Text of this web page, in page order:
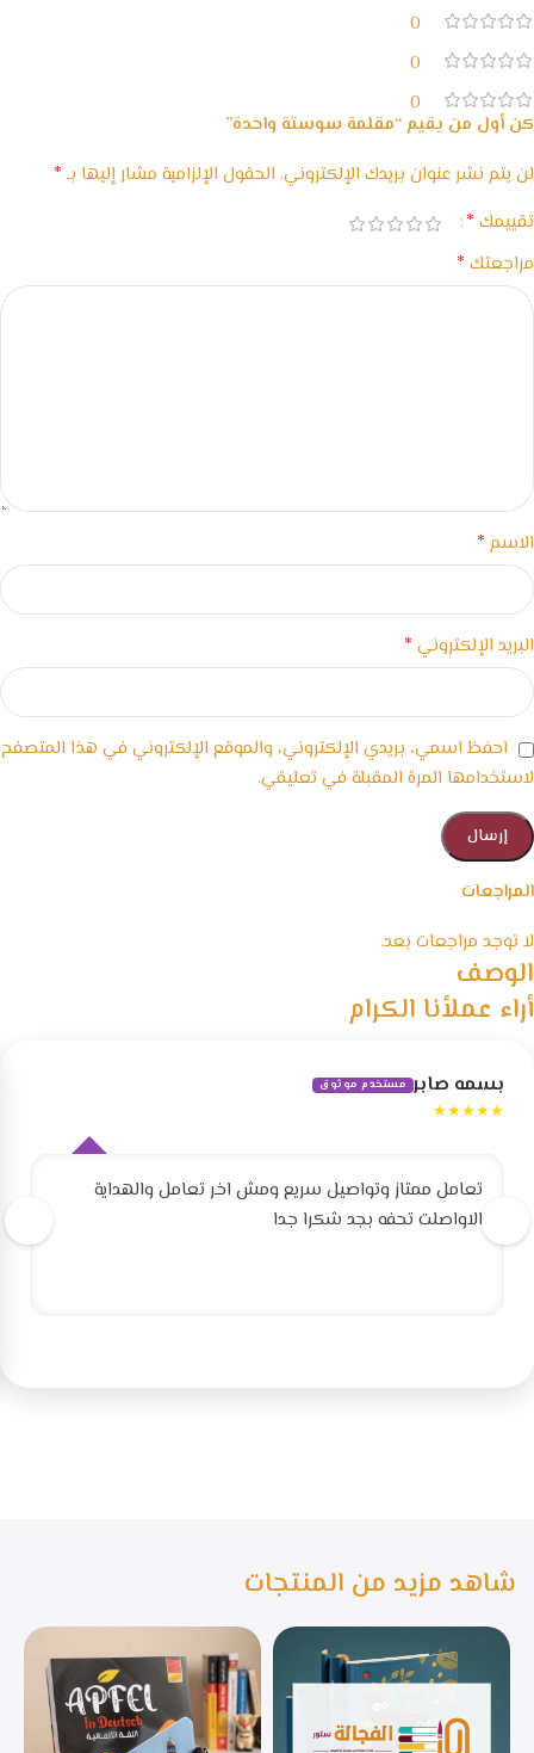
0
0
0
المراجعات
لا توجد مراجعات بعد.
كن أول من يقيم “مقلمة سوستة واحدة”
لن يتم نشر عنوان بريدك الإلكتروني. الحقول الإلزامية مشار إليها بـ*
تقييمك *
مراجعتك *
الاسم *
البريد الإلكتروني *
احفظ اسمي، بريدي الإلكتروني، والموقع الإلكتروني في هذا المتصفح
لاستخدامها المرة المقبلة في تعليقي.
الوصف
أراء عملأنا الكرام
بسمه صابر مستخدم موثوق
★★★★★
تعامل ممتاز وتواصيل سريع ومش اخر تعامل والهداية
الاواصلت تحفه بجد شكرا جدا
شاهد مزيد من المنتجات